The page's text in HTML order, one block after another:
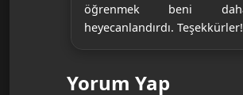
öğrenmek beni
heyecanlandırdı. Teşekkürler!
Yorum Yap